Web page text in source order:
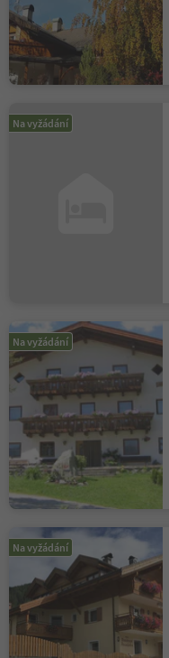
Na vyžádání
Na vyžádání
Na vyžádání